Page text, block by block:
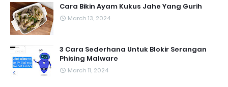
Cara Bikin Ayam Kukus Jahe Yang Gurih
March 13, 2024
3 Cara Sederhana Untuk Blokir Serangan
Phising Malware
March 11, 2024